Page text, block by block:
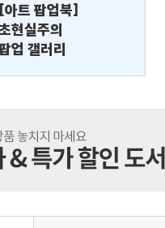
[아트 팝업북]
현실주의
업 갤러리